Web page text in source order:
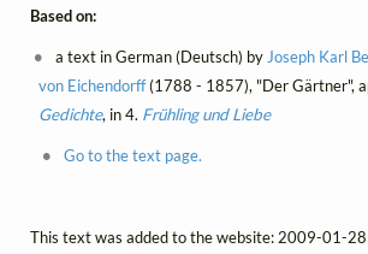
Based on:
a text in German (Deutsch) by Joseph Karl
von Eichendorff(1788 - 1857), "Der Gärtner",
Gedichte, in 4. Frühling und Liebe
Go to the text page.
This text was added to the website: 2009-01-28